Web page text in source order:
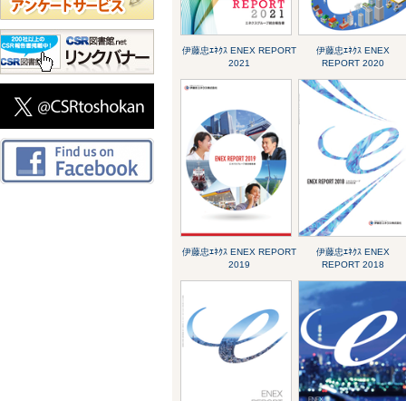
伊藤忠ｴﾈｸｽ ENEX REPORT
2021
伊藤忠ｴﾈｸｽ ENEX
REPORT 2020
伊藤忠ｴﾈｸｽ ENEX REPORT
2019
伊藤忠ｴﾈｸｽ ENEX
REPORT 2018